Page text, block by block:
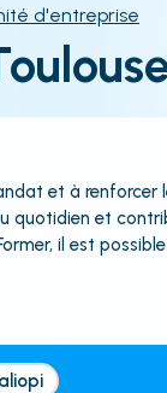
d'entreprise
et à renforcer
quotidien et
il est